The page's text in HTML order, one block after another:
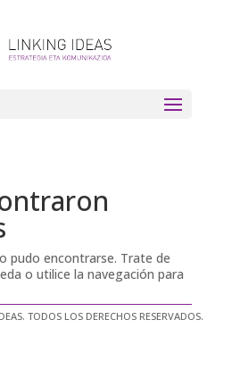
pudo encontrarse. Trate de
o utilice la navegación para
TODOS LOS DERECHOS RESERVADOS.